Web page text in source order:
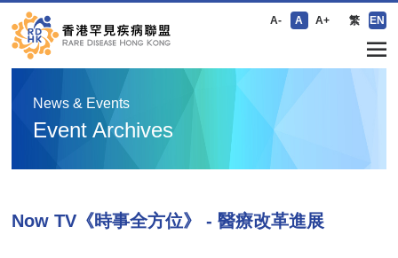
A- A A+ 繁 EN
News & Events
Event Archives
Now TV《時事全方位》 - 醫療改革進展